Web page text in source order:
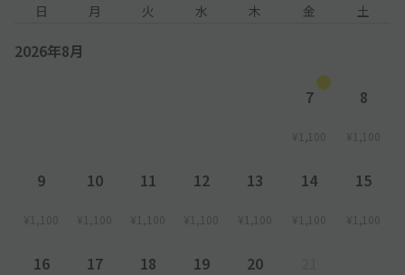
日 月 火 水 木 金 土
2026年8月
7
¥1,100
8
¥1,100
9
¥1,100
10
¥1,100
11
¥1,100
12
¥1,100
13
¥1,100
14
¥1,100
15
¥1,100
16 17 18 19 20